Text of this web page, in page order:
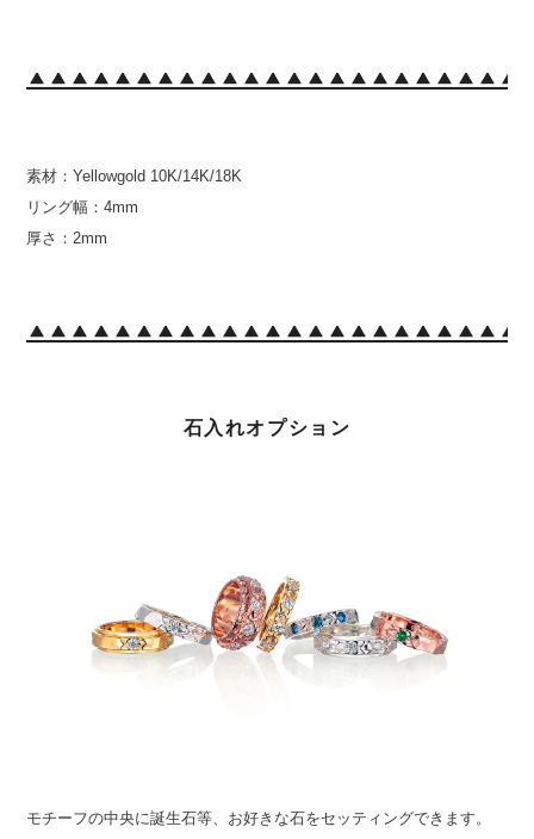
素材：Yellowgold 10K/14K/18K
リング幅：4mm
厚さ：2mm
石入れオプション
モチーフの中央に誕生石等、お好きな石をセッティングできます。